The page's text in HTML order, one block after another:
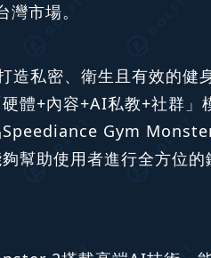
市場。
造私密、衛生且有效的
體+內容+AI私教+社群
Gym
幫助使用者進行全方位